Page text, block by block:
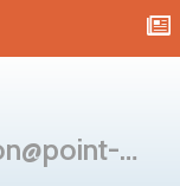
congo.formation@point-sys.com